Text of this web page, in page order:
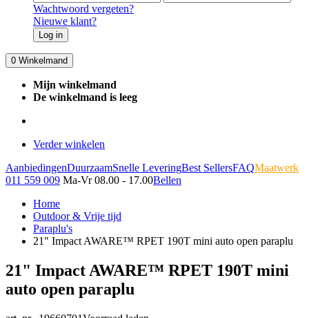
Wachtwoord vergeten?
Nieuwe klant?
Log in
0 Winkelmand
Mijn winkelmand
De winkelmand is leeg
Verder winkelen
AanbiedingenDuurzaamSnelle LeveringBest SellersFAQMaatwerk
011 559 009 Ma-Vr 08.00 - 17.00Bellen
Home
Outdoor & Vrije tijd
Paraplu's
21" Impact AWARE™ RPET 190T mini auto open paraplu
21" Impact AWARE™ RPET 190T mini
auto open paraplu